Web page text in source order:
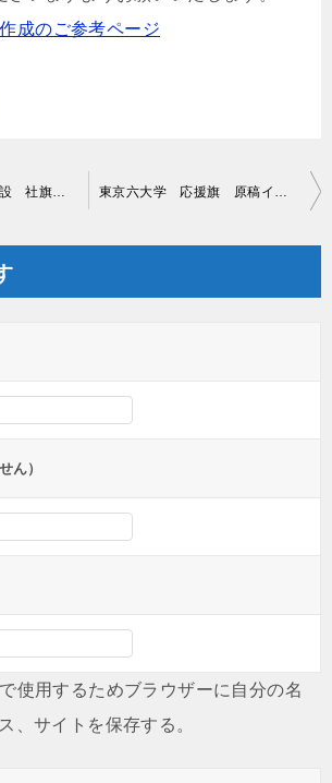
成のご参考ページ
ん）
使用するためブラウザーに自分の名
、サイトを保存する。